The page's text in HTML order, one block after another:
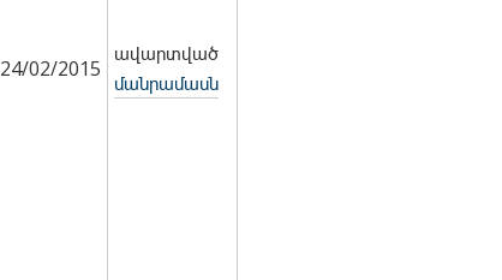
24/02/2015
ավարտված
մանրամասն